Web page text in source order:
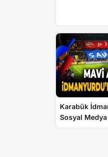
Karabük
Sosyal